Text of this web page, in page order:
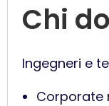
Chi
Ingegneri e
Corporate